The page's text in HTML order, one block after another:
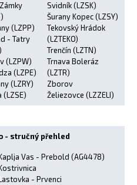
(LZPP)
- Tatry
(LZPW)
(LZPE)
(LZRY)
(LZSE)
Svidník (LZSK)
Šurany Kopec (LZSY)
Tekovský Hrádok
(LZTEKO)
Trenčín (LZTN)
Trnava Boleráz
(LZTR)
Zborov
Želiezovce (LZZELI)
- stručný přehled
Vas - Prebold (AG4478)
- Prvenci